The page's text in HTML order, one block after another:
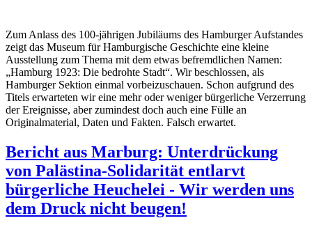
Zum Anlass des 100-jährigen Jubiläums des Hamburger Aufstandes
zeigt das Museum für Hamburgische Geschichte eine kleine
Ausstellung zum Thema mit dem etwas befremdlichen Namen:
„Hamburg 1923: Die bedrohte Stadt“. Wir beschlossen, als
Hamburger Sektion einmal vorbeizuschauen. Schon aufgrund des
Titels erwarteten wir eine mehr oder weniger bürgerliche Verzerrung
der Ereignisse, aber zumindest doch auch eine Fülle an
Originalmaterial, Daten und Fakten. Falsch erwartet.
Bericht aus Marburg: Unterdrückung
von Palästina-Solidarität entlarvt
bürgerliche Heuchelei - Wir werden uns
dem Druck nicht beugen!